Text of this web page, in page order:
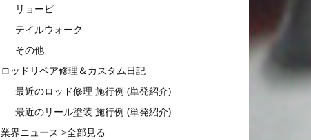
リョービ
テイルウォーク
その他
ロッドリペア修理＆カスタム日記
最近のロッド修理 施行例 (単発紹介)
最近のリール塗装 施行例 (単発紹介)
業界ニュース >全部見る